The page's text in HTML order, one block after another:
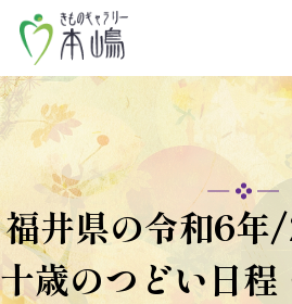
福井県の令和6
十歳のつどい日程